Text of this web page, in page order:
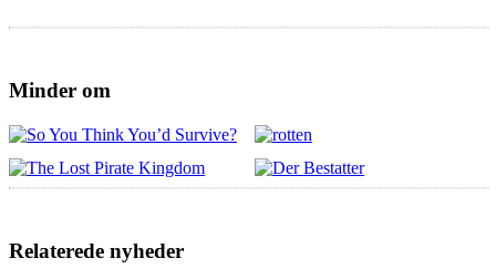
Minder om
Relaterede nyheder